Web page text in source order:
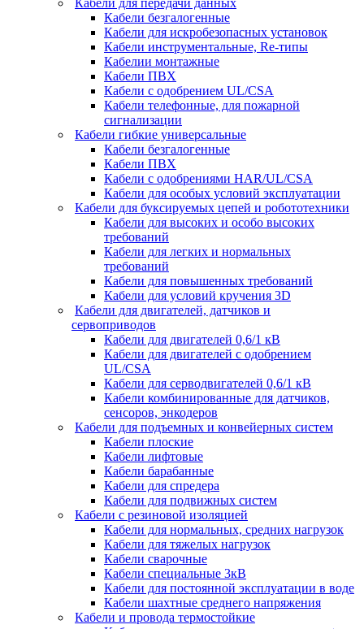
Кабели безгалогенные
Кабели для искробезопасных установок
Кабели инструментальные, Re-типы
Кабелии монтажные
Кабели ПВХ
Кабели с одобрением UL/CSA
Кабели телефонные, для пожарной
сигнализации
Кабели гибкие универсальные
Кабели безгалогенные
Кабели ПВХ
Кабели с одобрениями HAR/UL/CSA
Кабели для особых условий эксплуатации
Кабели для буксируемых цепей и робототехники
Кабели для высоких и особо высоких
требований
Кабели для легких и нормальных
требований
Кабели для повышенных требований
Кабели для условий кручения 3D
Кабели для двигателей, датчиков и
сервоприводов
Кабели для двигателей 0,6/1 кВ
Кабели для двигателей с одобрением
UL/CSA
Кабели для серводвигателей 0,6/1 кВ
Кабели комбинированные для датчиков,
cенсоров, энкодеров
Кабели для подъемных и конвейерных систем
Кабели плоские
Кабели лифтовые
Кабели барабанные
Кабели для спредера
Кабели для подвижных систем
Кабели с резиновой изоляцией
Кабели для нормальных, средних нагрузок
Кабели для тяжелых нагрузок
Кабели сварочные
Кабели специальные 3кВ
Кабели для постоянной эксплуатации в воде
Кабели шахтные среднего напряжения
Кабели и провода термостойкие